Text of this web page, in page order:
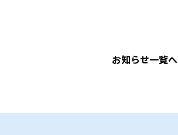
お知らせ一覧へ